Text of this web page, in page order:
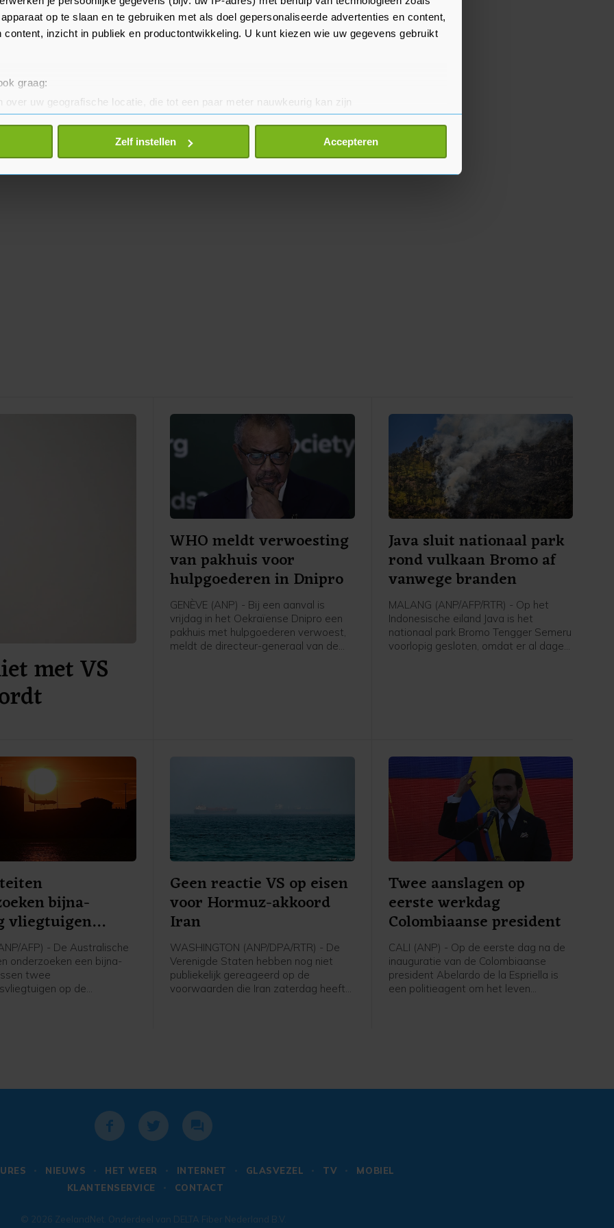
op te slaan en te gebruiken met als doel gepersonaliseerde advertenties en content,
content, inzicht in publiek en productontwikkeling. U kunt kiezen wie uw gegevens gebruikt
graag:
over uw geografische locatie, die tot een paar meter nauwkeurig kan zijn
door het actief te scannen op specifieke eigenschappen (fingerprinting)
gegevens worden verwerkt en stel uw voorkeuren in het
detailgedeelte
of intrekken in de Cookieverklaring.
Zelf instellen Accepteren
met VS
WHO meldt verwoesting
van pakhuis voor
hulpgoederen in Dnipro
GENÈVE (ANP) - Bij een aanval is
vrijdag in het Oekraïense Dnipro een
pakhuis met hulpgoederen verwoest,
meldt de directeur-generaal van de
Java sluit nationaal park
rond vulkaan Bromo af
vanwege branden
MALANG (ANP/AFP/RTR) - Op het
Indonesische eiland Java is het
nationaal park Bromo Tengger Semeru
voorlopig gesloten, omdat er al dagen
bijna-
vliegtuigen
Airport
AFP) - De Australische
onderzoeken een bijna-
twee
op de
Geen reactie VS op eisen
voor Hormuz-akkoord
Iran
WASHINGTON (ANP/DPA/RTR) - De
Verenigde Staten hebben nog niet
publiekelijk gereageerd op de
voorwaarden die Iran zaterdag heeft
Twee aanslagen op
eerste werkdag
Colombiaanse president
CALI (ANP) - Op de eerste dag na de
inauguratie van de Colombiaanse
president Abelardo de la Espriella is
een politieagent om het leven
NIEUWS HET WEER INTERNET GLASVEZEL TV
MOBIEL
KLANTENSERVICE
CONTACT
© 2026 ZeelandNet . Onderdeel van DELTA Fiber Nederland B.V.